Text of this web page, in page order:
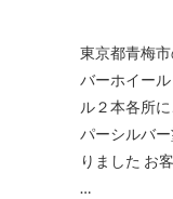
東京都青梅
バーホイー
ル２本各所
パーシルバ
りました お
…